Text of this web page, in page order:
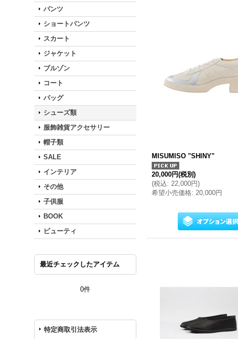
パンツ
ショートパンツ
スカート
ジャケット
ブルゾン
コート
バッグ
シューズ類
服飾雑貨アクセサリー
帽子類
SALE
インテリア
その他
子供服
BOOK
ビューティ
最近チェックしたアイテム
0件
特定商取引法表示
MISUMISO "SHINY"
20,000円(税別)
(税込: 22,000円)
希望小売価格: 20,000円